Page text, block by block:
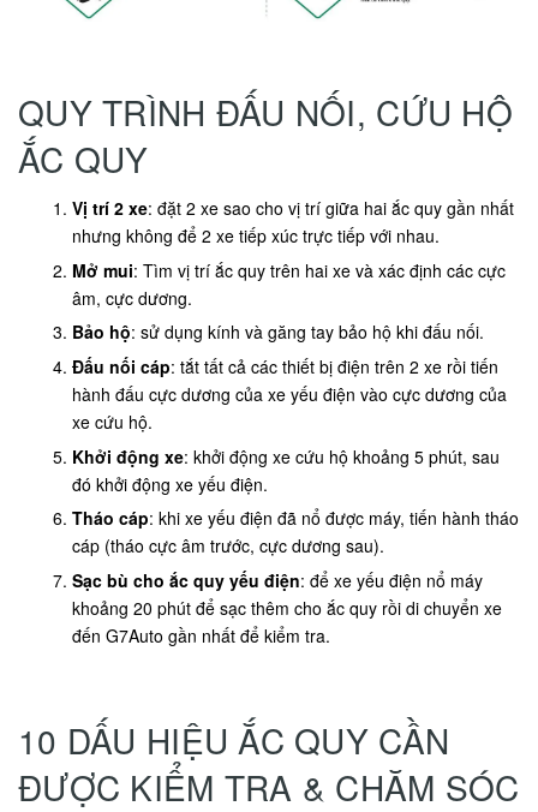
QUY TRÌNH ĐẤU NỐI, CỨU HỘ
ẮC QUY
Vị trí 2 xe: đặt 2 xe sao cho vị trí giữa hai ắc quy gần nhất
nhưng không để 2 xe tiếp xúc trực tiếp với nhau.
Mở mui: Tìm vị trí ắc quy trên hai xe và xác định các cực
âm, cực dương.
Bảo hộ: sử dụng kính và găng tay bảo hộ khi đấu nối.
Đấu nối cáp: tắt tất cả các thiết bị điện trên 2 xe rồi tiến
hành đấu cực dương của xe yếu điện vào cực dương của
xe cứu hộ.
Khởi động xe: khởi động xe cứu hộ khoảng 5 phút, sau
đó khởi động xe yếu điện.
Tháo cáp: khi xe yếu điện đã nổ được máy, tiến hành tháo
cáp (tháo cực âm trước, cực dương sau).
Sạc bù cho ắc quy yếu điện: để xe yếu điện nổ máy
khoảng 20 phút để sạc thêm cho ắc quy rồi di chuyển xe
đến G7Auto gần nhất để kiểm tra.
10 DẤU HIỆU ẮC QUY CẦN
ĐƯỢC KIỂM TRA & CHĂM SÓC